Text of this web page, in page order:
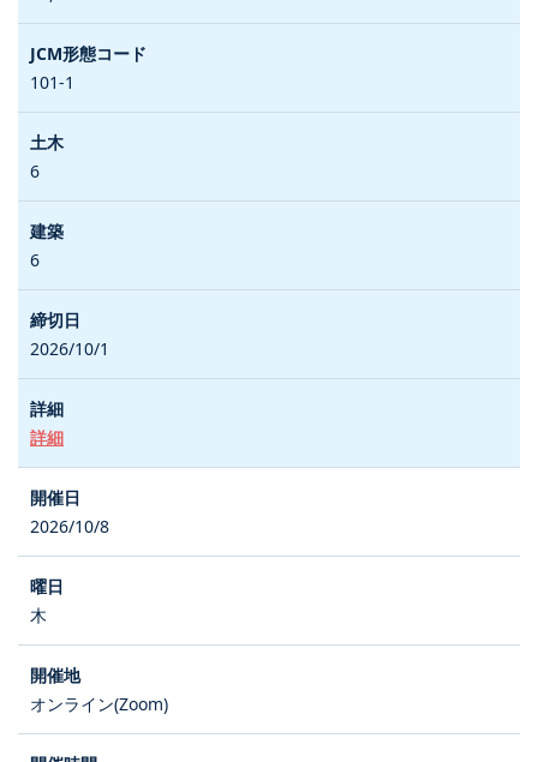
101-1
6
6
2026/10/1
詳細
2026/10/8
木
オンライン(Zoom)